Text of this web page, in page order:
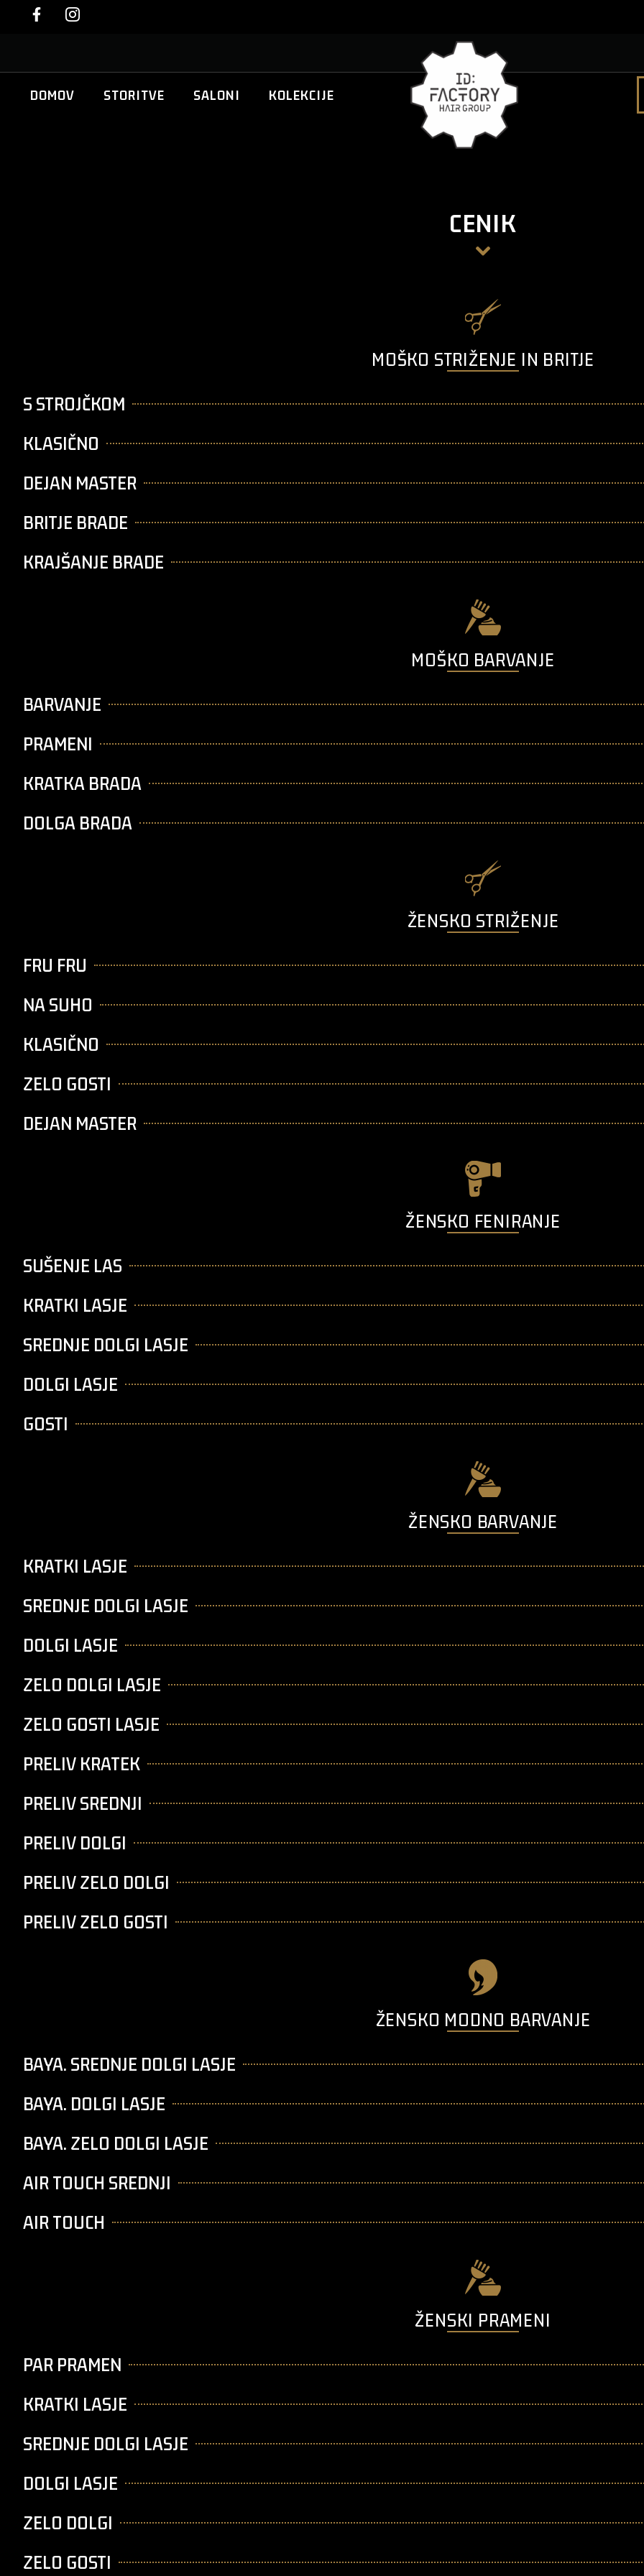
DOMOV STORITVE SALONI KOLEKCIJE
CENIK
MOŠKO STRIŽENJE IN BRITJE
S STROJČKOM
KLASIČNO
DEJAN MASTER
BRITJE BRADE
KRAJŠANJE BRADE
MOŠKO BARVANJE
BARVANJE
PRAMENI
KRATKA BRADA
DOLGA BRADA
ŽENSKO STRIŽENJE
FRU FRU
NA SUHO
KLASIČNO
ZELO GOSTI
DEJAN MASTER
ŽENSKO FENIRANJE
SUŠENJE LAS
KRATKI LASJE
SREDNJE DOLGI LASJE
DOLGI LASJE
GOSTI
ŽENSKO BARVANJE
KRATKI LASJE
SREDNJE DOLGI LASJE
DOLGI LASJE
ZELO DOLGI LASJE
ZELO GOSTI LASJE
PRELIV KRATEK
PRELIV SREDNJI
PRELIV DOLGI
PRELIV ZELO DOLGI
PRELIV ZELO GOSTI
ŽENSKO MODNO BARVANJE
BAYA. SREDNJE DOLGI LASJE
BAYA. DOLGI LASJE
BAYA. ZELO DOLGI LASJE
AIR TOUCH SREDNJI
AIR TOUCH
ŽENSKI PRAMENI
PAR PRAMEN
KRATKI LASJE
SREDNJE DOLGI LASJE
DOLGI LASJE
ZELO DOLGI
ZELO GOSTI